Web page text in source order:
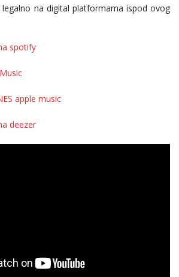
legalno na digital platformama ispod ovog
spotify
apple music
deezer